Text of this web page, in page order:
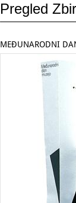
Pregled
MEĐUNARODNI